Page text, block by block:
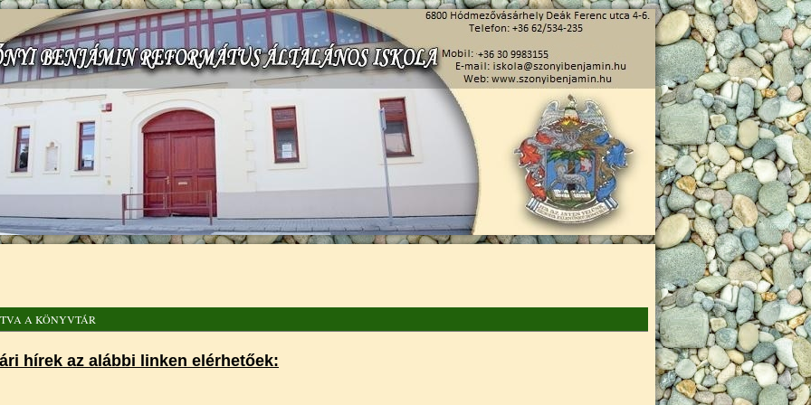
hely
A KÖNYVTÁR
hírek az alábbi linken elérhetőek: